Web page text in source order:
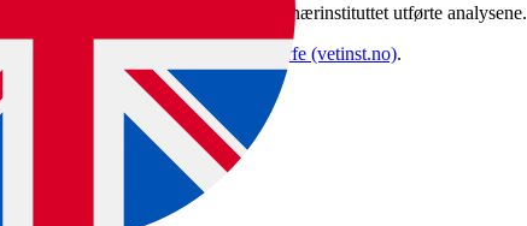
gjennomførte prøvetaking. Veterinærinstituttet utførte analysene.
nettsider:
BSE hos storfe (vetinst.no).
etter?